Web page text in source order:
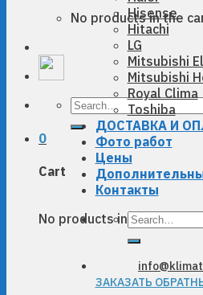
No products in the
Search
0
Cart
No products in the cart.
Hisense
Hitachi
LG
Mitsubishi
Mitsubishi
Royal Clima
Toshiba
ДОСТАВКА И
Фото работ
Цены
Контакты
Search
ЗАКАЗАТЬ